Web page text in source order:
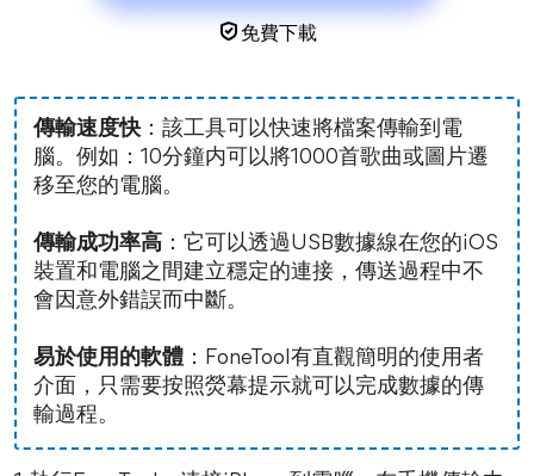
免費下載
傳輸速度快 ：該工具可以快速將檔案傳輸到電
腦。例如：10分鐘内可以將1000首歌曲或圖片遷
移至您的電腦。
傳輸成功率高 ：它可以透過USB數據線在您的iOS
裝置和電腦之間建立穩定的連接，傳送過程中不
會因意外錯誤而中斷。
易於使用的軟體 ：FoneTool有直觀簡明的使用者
介面，只需要按照熒幕提示就可以完成數據的傳
輸過程。